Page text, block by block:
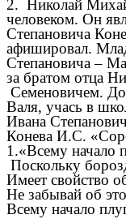
2. Николай
человеком. Он
Степановича
афишировал.
Степановича –
за братом отца
Семеновичем.
Валя, учась в
Ивана
Конева И.С.
1.«Всему начало
Поскольку
Имеет свойство
Не забывай об
Всему начало